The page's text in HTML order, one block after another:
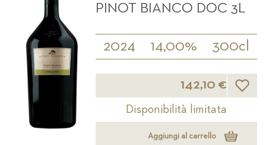
PINOT BIANCO DOC 3L
2024 14,00% 300cl
142,10 € Lista
Disponibilità limitata
Aggiungi al carrello